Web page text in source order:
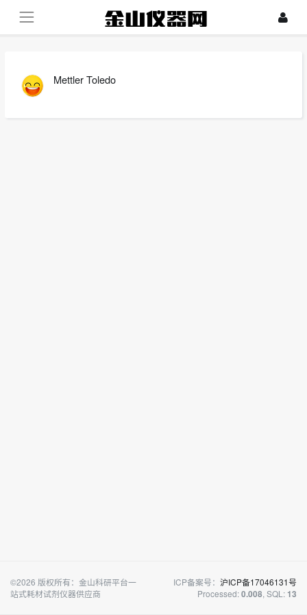
Mettler Toledo
©2026 版权所有：金山科研平台一
站式耗材试剂仪器供应商
ICP备案号： 沪ICP备17046131号
Processed:0.008, SQL: 13